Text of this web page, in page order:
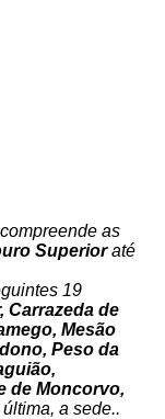
as
Superioraté
19
Carrazeda de
Mesão
Peso da
de Moncorvo,
a sede..